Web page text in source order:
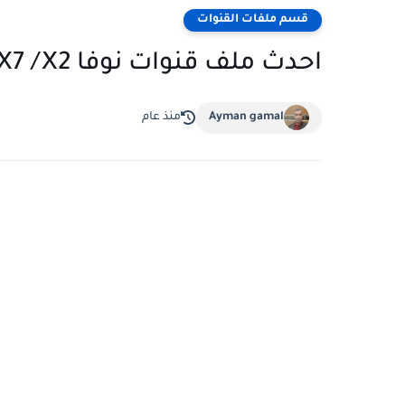
قسم ملفات القنوات
احدث ملف قنوات نوفا X7 /X2
Ayman gamal منذ عام